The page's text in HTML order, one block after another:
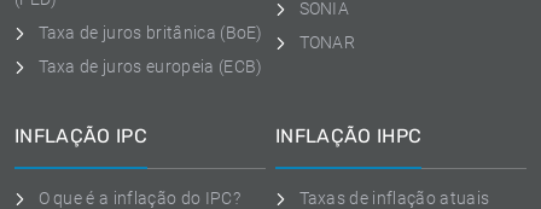
Taxa de juros britânica (BoE)
Taxa de juros europeia (ECB)
SONIA
TONAR
INFLAÇÃO IPC
O que é a inflação do IPC?
INFLAÇÃO IHPC
Taxas de inflação atuais